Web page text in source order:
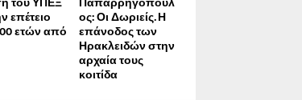
επέτειο
ετών από
ος: Οι Δωριείς. Η
επάνοδος των
Ηρακλειδών στην
αρχαία τους
κοιτίδα